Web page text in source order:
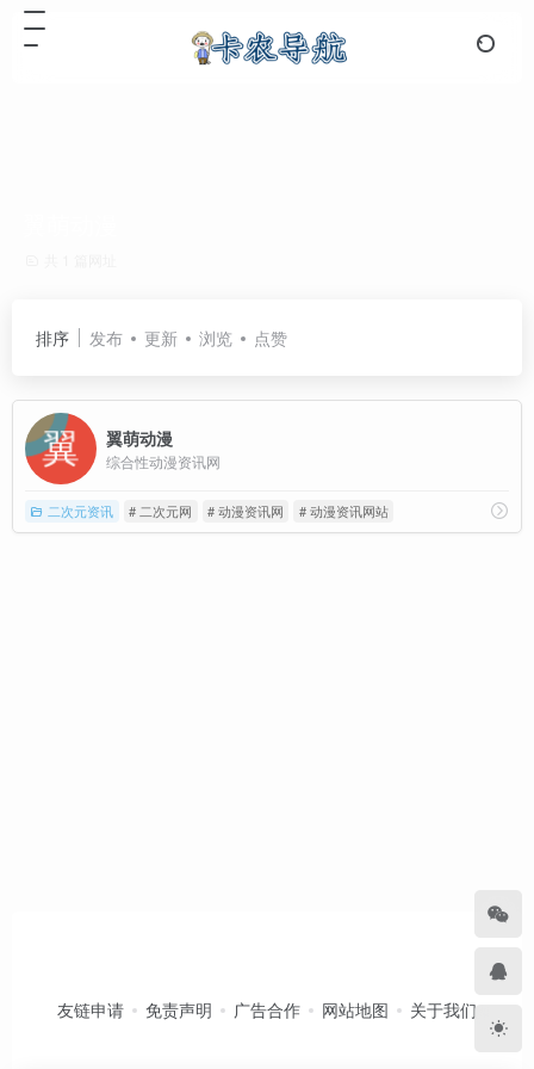
排序 发布 更新 浏览 点赞
翼萌动漫
综合性动漫资讯网
二次元资讯 # 二次元网 # 动漫资讯网 # 动漫资讯网站
友链申请 免责声明 广告合作 网站地图 关于我们